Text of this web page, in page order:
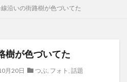
沿いの街路樹が色づいてた
樹が色づいてた
月20日 つぶ, フォト , 話題
ザ #居酒屋
#富山
検索